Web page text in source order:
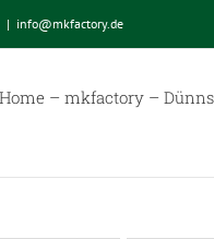
| info@mkfactory.de
Home – mkfactory –